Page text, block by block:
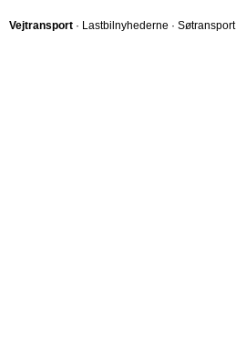
Vejtransport · Lastbilnyhederne · Søtransport